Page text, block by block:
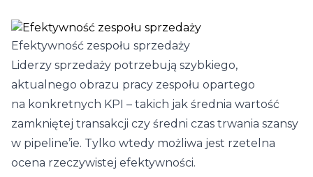
Efektywność zespołu sprzedaży
Liderzy sprzedaży potrzebują szybkiego,
aktualnego obrazu pracy zespołu opartego
na konkretnych KPI – takich jak średnia wartość
zamkniętej transakcji czy średni czas trwania szansy
w pipeline’ie. Tylko wtedy możliwa jest rzetelna
ocena rzeczywistej efektywności.